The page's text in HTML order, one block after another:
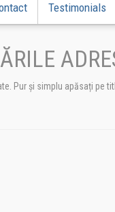
Testimonials
Pur și simplu apăsați pe